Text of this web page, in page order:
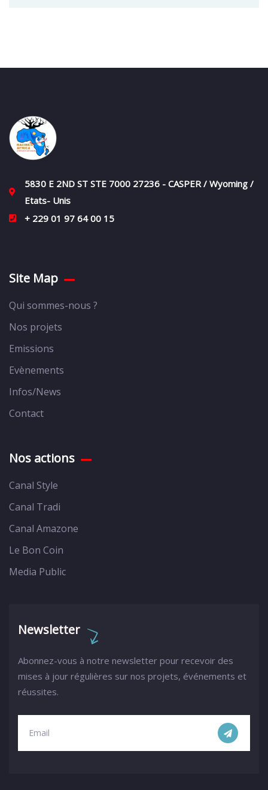
5830 E 2ND ST STE 7000 27236 - CASPER / Wyoming /
Etats- Unis
+ 229 01 97 64 00 15
Site Map
Qui sommes-nous ?
Nos projets
Emissions
Evènements
Infos/News
Contact
Nos actions
Canal Style
Canal Tradi
Canal Amazone
Le Bon Coin
Media Public
Newsletter
Abonnez-vous à notre newsletter pour recevoir des
mises à jour régulières sur nos projets, événements et
réussites.